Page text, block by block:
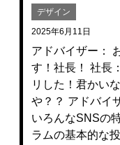
デザイン
2025年6月11日
アドバイザー：
す！社長！ 社長
リした！君かい
や？？ アドバイ
いろんなSNSの
ラムの基本的な